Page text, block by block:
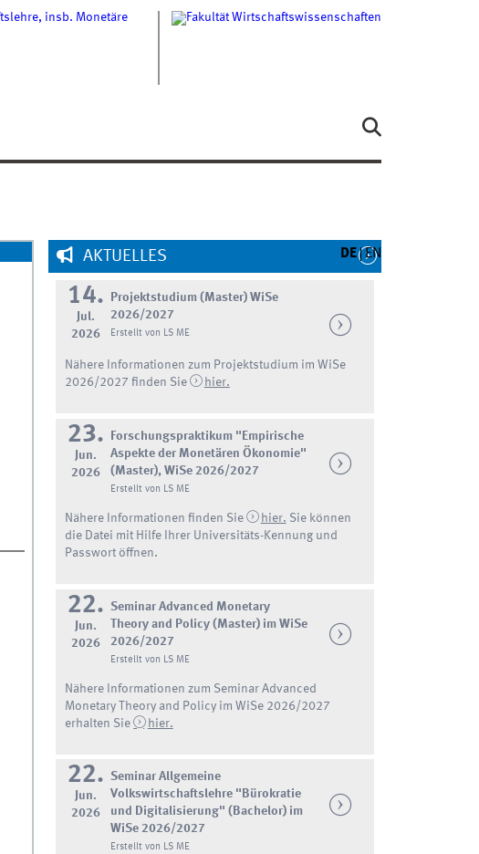
DE EN
AKTUELLES
14.
Jul.
2026
Projektstudium (Master) WiSe
2026/2027
Erstellt von LS ME
Nähere Informationen zum Projektstudium im WiSe
2026/2027 finden Sie
hier.
23.
Jun.
2026
Forschungspraktikum "Empirische
Aspekte der Monetären Ökonomie"
(Master), WiSe 2026/2027
Erstellt von LS ME
Nähere Informationen finden Sie hier. Sie können
die Datei mit Hilfe Ihrer Universitäts-Kennung und
Passwort öffnen.
22.
Jun.
2026
Seminar Advanced Monetary
Theory and Policy (Master) im WiSe
2026/2027
Erstellt von LS ME
Nähere Informationen zum Seminar Advanced
Monetary Theory and Policy im WiSe 2026/2027
erhalten Sie
hier.
22.
Jun.
2026
Seminar Allgemeine
Volkswirtschaftslehre "Bürokratie
und Digitalisierung" (Bachelor) im
WiSe 2026/2027
Erstellt von LS ME